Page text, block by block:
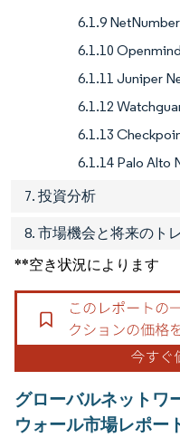
6.1.9
6.1.10
6.1.11 Juniper
6.1.12
6.1.13
6.1.14 Palo Alto
7. 投資分析
8. 市場機会と将来のト
**空き状況によります
グローバルネットワ
ウォール市場レポー